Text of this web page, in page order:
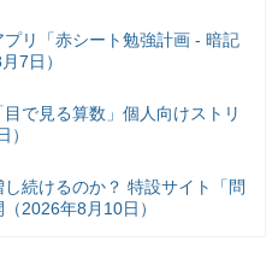
リ「赤シート勉強計画 - 暗記
7日）
で見る算数」個人向けストリ
）
続けるのか？ 特設サイト「問
2026年8月10日）